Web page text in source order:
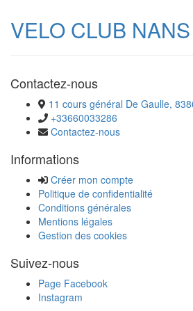
VELO CLUB
Contactez-nous
11 cours général De Gaulle,
+33660033286
Contactez-nous
Informations
Créer mon compte
Politique de confidentialité
Conditions générales
Mentions légales
Gestion des cookies
Suivez-nous
Page Facebook
Instagram